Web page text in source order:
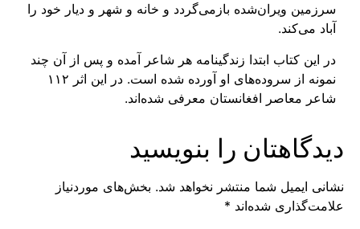
سرزمین ویران‌شده‌ بازمی‌گردد و خانه و شهر و دیار خود را
آباد می‌کند.
در این کتاب ابتدا زندگینامه هر شاعر آمده و پس از آن چند
نمونه از سروده‌های او آورده شده است. در این اثر ۱۱۲
شاعر معاصر افغانستان معرفی شده‌اند.
دیدگاهتان را بنویسید
نشانی ایمیل شما منتشر نخواهد شد. بخش‌های موردنیاز
علامت‌گذاری شده‌اند *